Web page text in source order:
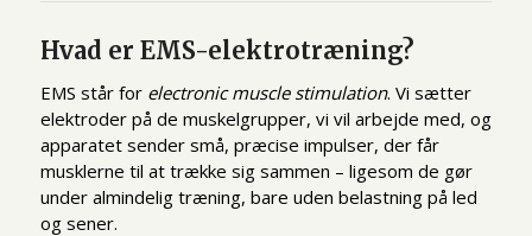
Hvad er EMS-elektrotræning?
EMS står for electronic muscle stimulation. Vi sætter
elektroder på de muskelgrupper, vi vil arbejde med, og
apparatet sender små, præcise impulser, der får
musklerne til at trække sig sammen – ligesom de gør
under almindelig træning, bare uden belastning på led
og sener.